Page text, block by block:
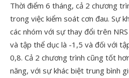
Thời điểm 6 tháng, cả 2 chương
trong việc kiểm soát cơn đau. Sự
các nhóm với sự thay đổi trên
và tập thể dục là -1,5 và đối với
0,8. Cả 2 chương trình cũng tốt
năng, với sự khác biệt trung bình